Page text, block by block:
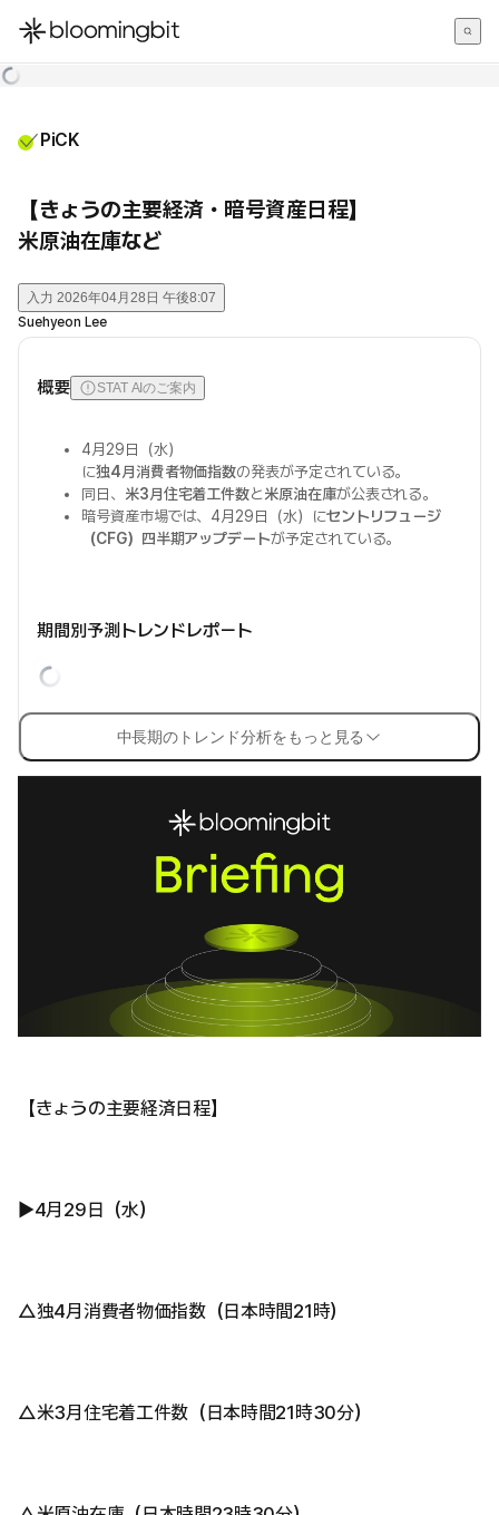
한국어
PiCK
【きょうの主要経済・暗号資産日程】
米原油在庫など
入力 2026年04月28日 午後8:07
Suehyeon Lee
概要 STAT AIのご案内
4月29日（水）
に独4月消費者物価指数の発表が予定されている。
同日、 米3月住宅着工件数と米原油在庫が公表される。
暗号資産市場では、4月29日（水）にセントリフュージ
（CFG）四半期アップデートが予定されている。
期間別予測トレンドレポート
中長期のトレンド分析をもっと見る
【きょうの主要経済日程】
▶4月29日（水）
△独4月消費者物価指数（日本時間21時）
△米3月住宅着工件数（日本時間21時30分）